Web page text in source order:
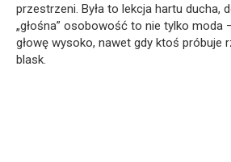
przestrzeni. Była to lekcja hartu ducha,
„głośna” osobowość to nie tylko moda
głowę wysoko, nawet gdy ktoś próbuje
blask.